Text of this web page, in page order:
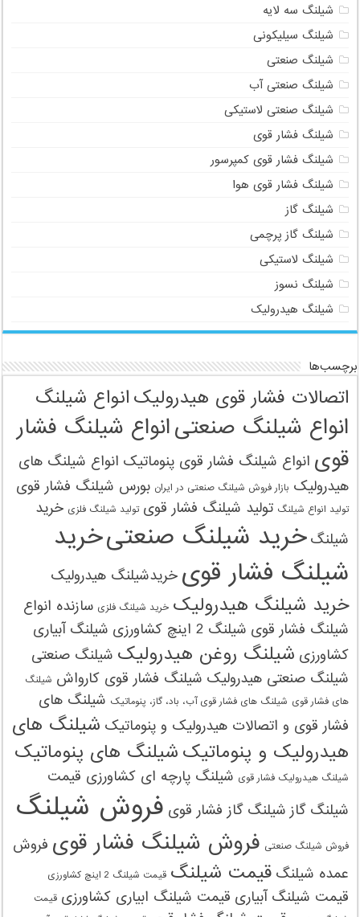
شیلنگ سه لایه
شیلنگ سیلیکونی
شیلنگ صنعتی
شیلنگ صنعتی آب
شیلنگ صنعتی لاستیکی
شیلنگ فشار قوی
شیلنگ فشار قوی کمپرسور
شیلنگ فشار قوی هوا
شیلنگ گاز
شیلنگ گاز پرچمی
شیلنگ لاستیکی
شیلنگ نسوز
شیلنگ هیدرولیک
برچسب‌ها
اتصالات فشار قوی هیدرولیک انواع شیلنگ
انواع شیلنگ صنعتیانواع شیلنگ فشار
قوی انواع شیلنگ فشار قوی پنوماتیک انواع شیلنگ های
هیدرولیک بازار فروش شیلنگ صنعتی در ایران بورس شیلنگ فشار قوی
تولید انواع شیلنگ تولید شیلنگ فشار قوی تولید شیلنگ‌ فلزی خرید
شیلنگ خرید شیلنگ صنعتیخرید
شیلنگ فشار قوی خریدشیلنگ هیدرولیک
خرید شیلنگ هیدرولیک خرید شیلنگ‌ فلزی سازنده انواع
شیلنگ فشار قوی شیلنگ 2 اینچ کشاورزی
شیلنگ آبیاری
کشاورزی شیلنگ روغن هیدرولیک شیلنگ صنعتی
شیلنگ صنعتی هیدرولیک شیلنگ فشار قوی کارواش شیلنگ
های فشار قوی شیلنگ های فشار قوی آب، باد، گاز، پنوماتیک شیلنگ های
فشار قوی و اتصالات هیدرولیک و پنوماتیک شیلنگ های
هیدرولیک و پنوماتیک شیلنگ های پنوماتیک
شیلنگ هیدرولیک فشار قوی شیلنگ پارچه ای کشاورزی قیمت
شیلنگ گاز شیلنگ گاز فشار قوی فروش شیلنگ
فروش شیلنگ صنعتی فروش شیلنگ فشار قوی فروش
عمده شیلنگ قیمت شیلنگ قیمت شیلنگ 2 اینچ کشاورزی
قیمت شیلنگ آبیاری قیمت شیلنگ ابیاری کشاورزی قیمت